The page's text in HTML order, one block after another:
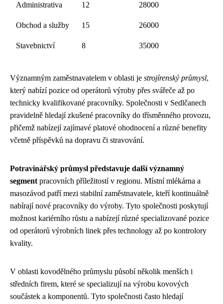
Administrativa 12 28000
Obchod a služby 15 26000
Stavebnictví 8 35000
Významným zaměstnavatelem v oblasti je strojírenský průmysl,
který nabízí pozice od operátorů výroby přes svářeče až po
technicky kvalifikované pracovníky. Společnosti v Sedlčanech
pravidelně hledají zkušené pracovníky do třísměnného provozu,
přičemž nabízejí zajímavé platové ohodnocení a různé benefity
včetně příspěvků na dopravu či stravování.
Potravinářský průmysl představuje další významný
segment pracovních příležitostí v regionu. Místní mlékárna a
masozávod patří mezi stabilní zaměstnavatele, kteří kontinuálně
nabírají nové pracovníky do výroby. Tyto společnosti poskytují
možnost kariérního růstu a nabízejí různé specializované pozice
od operátorů výrobních linek přes technology až po kontrolory
kvality.
V oblasti kovodělného průmyslu působí několik menších i
středních firem, které se specializují na výrobu kovových
součástek a komponentů. Tyto společnosti často hledají